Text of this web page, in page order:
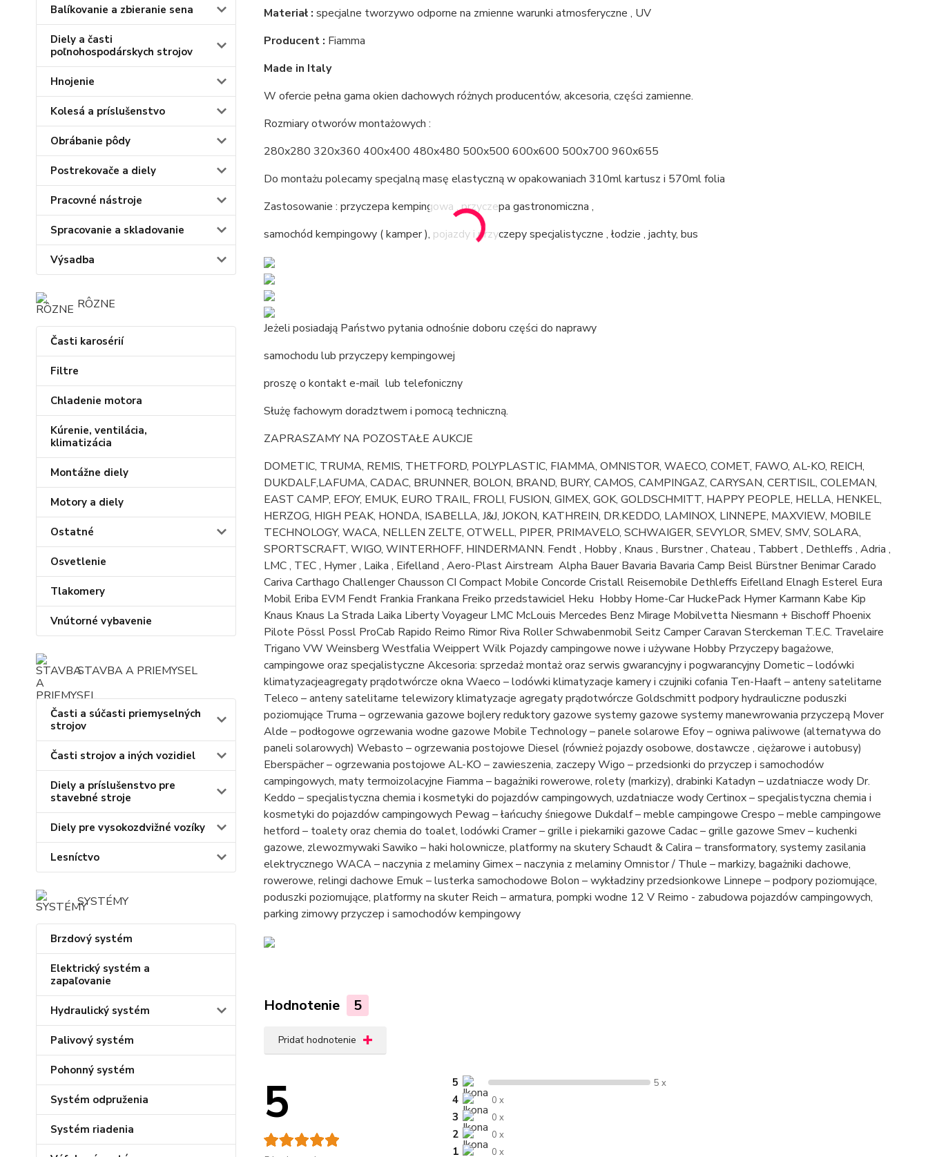
Balíkovanie a zbieranie sena
Diely a časti
poľnohospodárskych strojov
Hnojenie
Kolesá a príslušenstvo
Obrábanie pôdy
Postrekovače a diely
Pracovné nástroje
Spracovanie a skladovanie
Výsadba
RÔZNE
Časti karosérií
Filtre
Chladenie motora
Kúrenie, ventilácia,
klimatizácia
Montážne diely
Motory a diely
Ostatné
Osvetlenie
Tlakomery
Vnútorné vybavenie
STAVBA A PRIEMYSEL
Časti a súčasti priemyselných
strojov
Časti strojov a iných vozidiel
Diely a príslušenstvo pre
stavebné stroje
Diely pre vysokozdvižné vozíky
Lesníctvo
SYSTÉMY
Brzdový systém
Elektrický systém a
zapaľovanie
Hydraulický systém
Palivový systém
Pohonný systém
Systém odpruženia
Systém riadenia
Materiał : specjalne tworzywo odporne na zmienne warunki atmosferyczne , UV
Producent : Fiamma
Made in Italy
W ofercie pełna gama okien dachowych różnych producentów, akcesoria, części zamienne.
Rozmiary otworów montażowych :
280x280 320x360 400x400 480x480 500x500 600x600 500x700 960x655
Do montażu polecamy specjalną masę elastyczną w opakowaniach 310ml kartusz i 570ml folia
Zastosowanie : przyczepa kempingowa , przyczepa gastronomiczna ,
samochód kempingowy ( kamper ), pojazdy i przyczepy specjalistyczne , łodzie , jachty, bus
Jeżeli posiadają Państwo pytania odnośnie doboru części do naprawy
samochodu lub przyczepy kempingowej
proszę o kontakt e-mail lub telefoniczny
Służę fachowym doradztwem i pomocą techniczną.
ZAPRASZAMY NA POZOSTAŁE AUKCJE
DOMETIC, TRUMA, REMIS, THETFORD, POLYPLASTIC, FIAMMA, OMNISTOR, WAECO, COMET, FAWO, AL-KO, REICH,
DUKDALF,LAFUMA, CADAC, BRUNNER, BOLON, BRAND, BURY, CAMOS, CAMPINGAZ, CARYSAN, CERTISIL, COLEMAN,
EAST CAMP, EFOY, EMUK, EURO TRAIL, FROLI, FUSION, GIMEX, GOK, GOLDSCHMITT, HAPPY PEOPLE, HELLA, HENKEL,
HERZOG, HIGH PEAK, HONDA, ISABELLA, J&J, JOKON, KATHREIN, DR.KEDDO, LAMINOX, LINNEPE, MAXVIEW, MOBILE
TECHNOLOGY, WACA, NELLEN ZELTE, OTWELL, PIPER, PRIMAVELO, SCHWAIGER, SEVYLOR, SMEV, SMV, SOLARA,
SPORTSCRAFT, WIGO, WINTERHOFF, HINDERMANN. Fendt , Hobby , Knaus , Burstner , Chateau , Tabbert , Dethleffs , Adria ,
LMC , TEC , Hymer , Laika , Eifelland , Aero-Plast Airstream Alpha Bauer Bavaria Bavaria Camp Beisl Bürstner Benimar Carado
Cariva Carthago Challenger Chausson CI Compact Mobile Concorde Cristall Reisemobile Dethleffs Eifelland Elnagh Esterel Eura
Mobil Eriba EVM Fendt Frankia Frankana Freiko przedstawiciel Heku Hobby Home-Car HuckePack Hymer Karmann Kabe Kip
Knaus Knaus La Strada Laika Liberty Voyageur LMC McLouis Mercedes Benz Mirage Mobilvetta Niesmann + Bischoff Phoenix
Pilote Pössl Possl ProCab Rapido Reimo Rimor Riva Roller Schwabenmobil Seitz Camper Caravan Sterckeman T.E.C. Travelaire
Trigano VW Weinsberg Westfalia Weippert Wilk Pojazdy campingowe nowe i używane Hobby Przyczepy bagażowe,
campingowe oraz specjalistyczne Akcesoria: sprzedaż montaż oraz serwis gwarancyjny i pogwarancyjny Dometic – lodówki
klimatyzacjeagregaty prądotwórcze okna Waeco – lodówki klimatyzacje kamery i czujniki cofania Ten-Haaft – anteny satelitarne
Teleco – anteny satelitarne telewizory klimatyzacje agregaty prądotwórcze Goldschmitt podpory hydrauliczne poduszki
poziomujące Truma – ogrzewania gazowe bojlery reduktory gazowe systemy gazowe systemy manewrowania przyczepą Mover
Alde – podłogowe ogrzewania wodne gazowe Mobile Technology – panele solarowe Efoy – ogniwa paliwowe (alternatywa do
paneli solarowych) Webasto – ogrzewania postojowe Diesel (również pojazdy osobowe, dostawcze , ciężarowe i autobusy)
Eberspächer – ogrzewania postojowe AL-KO – zawieszenia, zaczepy Wigo – przedsionki do przyczep i samochodów
campingowych, maty termoizolacyjne Fiamma – bagażniki rowerowe, rolety (markizy), drabinki Katadyn – uzdatniacze wody Dr.
Keddo – specjalistyczna chemia i kosmetyki do pojazdów campingowych, uzdatniacze wody Certinox – specjalistyczna chemia i
kosmetyki do pojazdów campingowych Pewag – łańcuchy śniegowe Dukdalf – meble campingowe Crespo – meble campingowe
hetford – toalety oraz chemia do toalet, lodówki Cramer – grille i piekarniki gazowe Cadac – grille gazowe Smev – kuchenki
gazowe, zlewozmywaki Sawiko – haki holownicze, platformy na skutery Schaudt & Calira – transformatory, systemy zasilania
elektrycznego WACA – naczynia z melaminy Gimex – naczynia z melaminy Omnistor / Thule – markizy, bagażniki dachowe,
rowerowe, relingi dachowe Emuk – lusterka samochodowe Bolon – wykładziny przedsionkowe Linnepe – podpory poziomujące,
poduszki poziomujące, platformy na skuter Reich – armatura, pompki wodne 12 V Reimo - zabudowa pojazdów campingowych,
parking zimowy przyczep i samochodów kempingowy
Hodnotenie 5
Pridať hodnotenie
5 5 5 x
4 0 x
3 0 x
2 0 x
1 0 x